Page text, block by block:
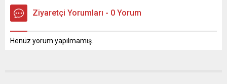
Ziyaretçi Yorumları - 0 Yorum
Henüz yorum yapılmamış.